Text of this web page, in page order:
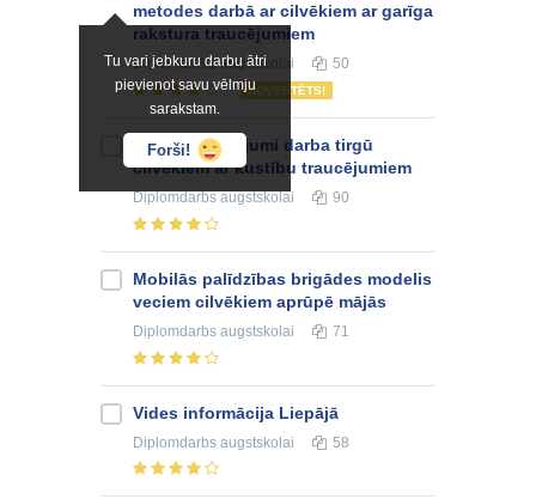
Tu vari jebkuru darbu ātri
pievienot savu vēlmju
sarakstam.
Forši!
metodes darbā ar cilvēkiem ar garīga
rakstura traucējumiem
Diplomdarbsaugstskolai 50
NOVĒRTĒTS!
E-vides risinājumi darba tirgū
cilvēkiem ar kustību traucējumiem
Diplomdarbs augstskolai 90
Mobilās palīdzības brigādes modelis
veciem cilvēkiem aprūpē mājās
Diplomdarbs augstskolai 71
Vides informācija Liepājā
Diplomdarbs augstskolai 58